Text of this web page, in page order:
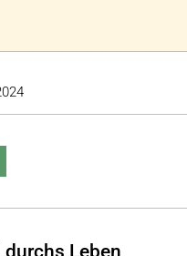
Leben